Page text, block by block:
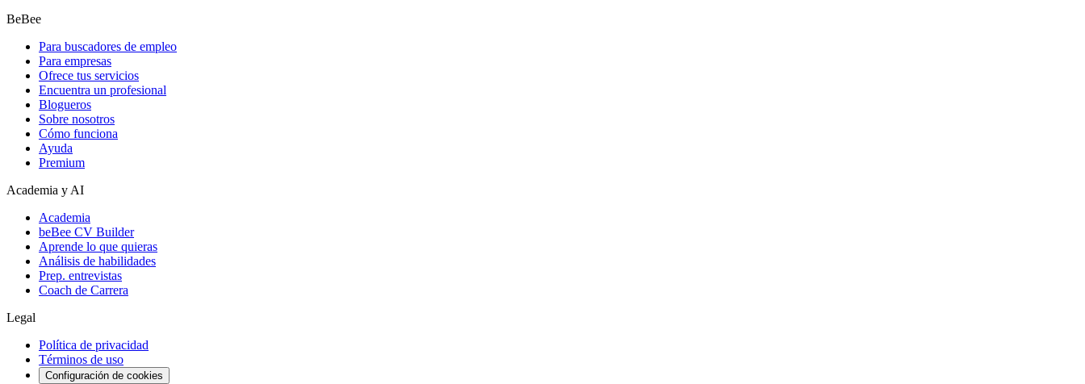
BeBee
Para buscadores de empleo
Para empresas
Ofrece tus servicios
Encuentra un profesional
Blogueros
Sobre nosotros
Cómo funciona
Ayuda
Premium
Academia y AI
Academia
beBee CV Builder
Aprende lo que quieras
Análisis de habilidades
Prep. entrevistas
Coach de Carrera
Legal
Política de privacidad
Términos de uso
Configuración de cookies